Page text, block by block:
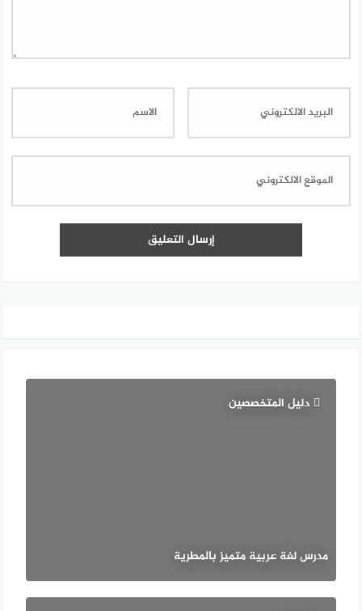
دليل المتخصصين
مدرس لغة عربية متميز بالمطرية